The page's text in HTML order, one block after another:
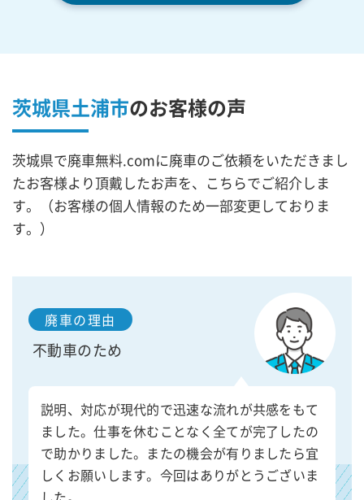
茨城県土浦市のお客様の声
茨城県で廃車無料.comに廃車のご依頼をいただきまし
たお客様より頂戴したお声を、こちらでご紹介しま
す。（お客様の個人情報のため一部変更しておりま
す。）
廃車の理由
不動車のため
説明、対応が現代的で迅速な流れが共感をもて
ました。仕事を休むことなく全てが完了したの
で助かりました。またの機会が有りましたら宜
しくお願いします。今回はありがとうございま